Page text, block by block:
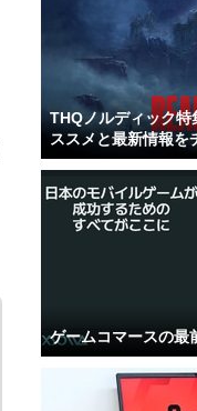
THQノルディック特
ススメと最新情報を
ゲームコマースの